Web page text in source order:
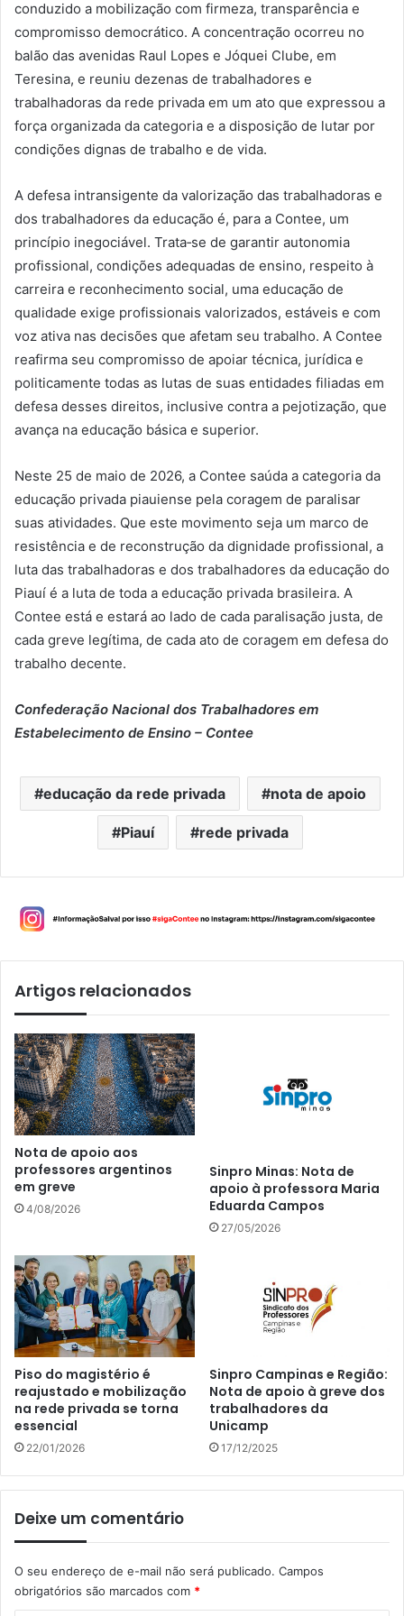
conduzido a mobilização com firmeza, transparência e
compromisso democrático. A concentração ocorreu no
balão das avenidas Raul Lopes e Jóquei Clube, em
Teresina, e reuniu dezenas de trabalhadores e
trabalhadoras da rede privada em um ato que expressou a
força organizada da categoria e a disposição de lutar por
condições dignas de trabalho e de vida.
A defesa intransigente da valorização das trabalhadoras e
dos trabalhadores da educação é, para a Contee, um
princípio inegociável. Trata‑se de garantir autonomia
profissional, condições adequadas de ensino, respeito à
carreira e reconhecimento social, uma educação de
qualidade exige profissionais valorizados, estáveis e com
voz ativa nas decisões que afetam seu trabalho. A Contee
reafirma seu compromisso de apoiar técnica, jurídica e
politicamente todas as lutas de suas entidades filiadas em
defesa desses direitos, inclusive contra a pejotização, que
avança na educação básica e superior.
Neste 25 de maio de 2026, a Contee saúda a categoria da
educação privada piauiense pela coragem de paralisar
suas atividades. Que este movimento seja um marco de
resistência e de reconstrução da dignidade profissional, a
luta das trabalhadoras e dos trabalhadores da educação do
Piauí é a luta de toda a educação privada brasileira. A
Contee está e estará ao lado de cada paralisação justa, de
cada greve legítima, de cada ato de coragem em defesa do
trabalho decente.
Confederação Nacional dos Trabalhadores em
Estabelecimento de Ensino – Contee
educação da rede privada nota de apoio
Piauí rede privada
Artigos relacionados
Nota de apoio aos
professores argentinos
em greve
4/08/2026
Sinpro Minas: Nota de
apoio à professora Maria
Eduarda Campos
27/05/2026
Piso do magistério é
reajustado e mobilização
na rede privada se torna
essencial
22/01/2026
Sinpro Campinas e Região:
Nota de apoio à greve dos
trabalhadores da
Unicamp
17/12/2025
Deixe um comentário
O seu endereço de e-mail não será publicado. Campos
obrigatórios são marcados com *